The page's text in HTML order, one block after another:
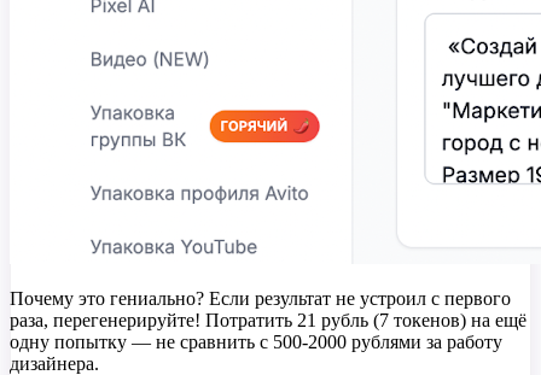
Почему это гениально? Если результат не устроил с первого
раза, перегенерируйте! Потратить 21 рубль (7 токенов) на ещё
одну попытку — не сравнить с 500-2000 рублями за работу
дизайнера.